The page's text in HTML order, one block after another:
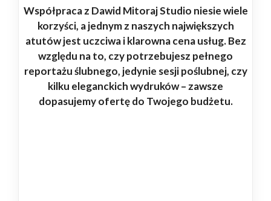
Współpraca z Dawid Mitoraj Studio niesie wiele
korzyści, a jednym z naszych największych
atutów jest uczciwa i klarowna cena usług. Bez
względu na to, czy potrzebujesz pełnego
reportażu ślubnego, jedynie sesji poślubnej, czy
kilku eleganckich wydruków – zawsze
dopasujemy ofertę do Twojego budżetu.